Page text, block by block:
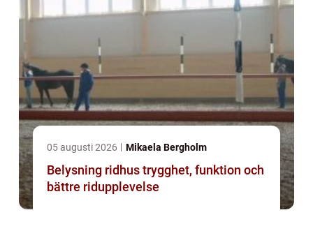
05 augusti 2026 Mikaela Bergholm
Belysning ridhus trygghet, funktion och
bättre ridupplevelse